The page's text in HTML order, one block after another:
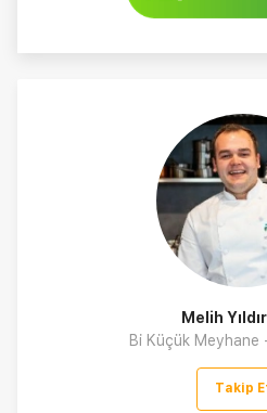
Melih
Bi Küçük Meyhane
Takip